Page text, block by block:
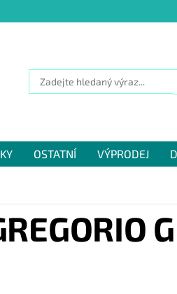
OSTATNÍ VÝPRODEJ